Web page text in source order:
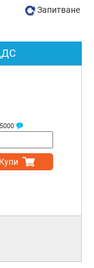
5000
Купи
Запитване